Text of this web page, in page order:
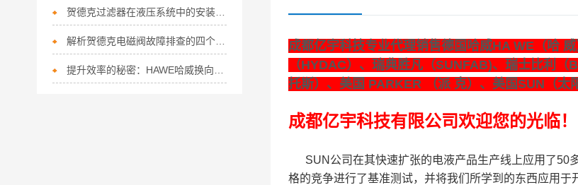
成都亿宇科技专业代理销售德国哈威HA WE（哈
（HYDAC）、瑞典胜凡（SUNFAB)、瑞士比利
托斯）、美国 PARKER （派 克）、美国SUN（太
成都亿宇科技有限公司欢迎您的光临！
SUN公司在其快速扩张的电液产品生产线上应用了50
格的竞争进行了基准测试，并将我们所学到的东西应用于
贺德克过滤器在液压系统中的安装位置有哪些？
解析贺德克电磁阀故障排查的四个方面